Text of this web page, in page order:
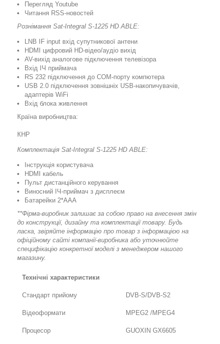
Перегляд Youtube
Читання RSS-новостей
Рознімання Sat-Integral S-1225 HD ABLE:
LNB IF input вхід супутникової антени
HDMI цифровий HD-відео/аудіо вихід
AV-вихід аналогове підключення телевізора
Вхід ІЧ приймача
RS 232 підключення до COM-порту компютера
USB 2.0 підключення зовнішніх USB-накопичувачів,
адаптерів WiFi
Вхід блока живлення
Країна виробництва:
КНР
Комплектація Sat-Integral S-1225 HD ABLE:
Інструкція користувача
HDMI кабель
Пульт дистанційного керування
Виносний ІЧ-приймач з дисплеєм
Батарейки 2*ААА
**Фірма-виробник залишає за собою право на внесення змін
до конструкції, дизайну та комплектації товару. Будь
ласка, звіряйте інформацію про товар з інформацією на
офіційному сайті компанії-виробника або уточнюйте
специфікацію конкретної моделі з менеджером нашого
магазину.
Технічні характеристики
Стандарт прийому DVB-S/DVB-S2
Відеоформати MPEG2 /MPEG4
Процесор GUOXIN GX6605